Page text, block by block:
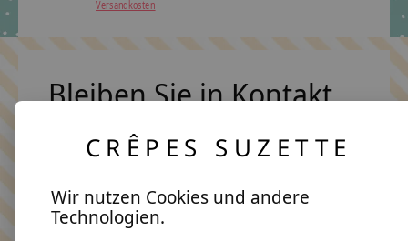
Versandkosten
Bleiben Sie in Kontakt
Keine Sorge, wir übertreiben es nicht
CRÊPES SUZETTE
Wir nutzen Cookies und andere
Technologien.